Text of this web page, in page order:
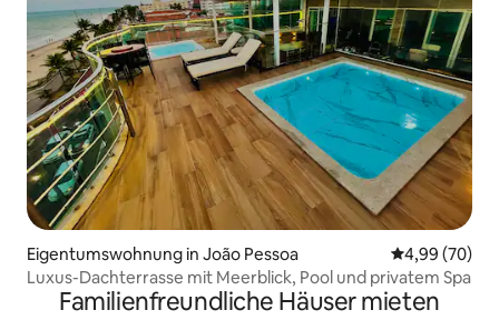
Eigentumswohnung in João Pessoa
4,99 (70)
Luxus-Dachterrasse mit Meerblick, Pool und privatem Spa
Familienfreundliche Häuser mieten